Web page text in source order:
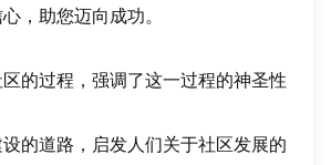
，助您迈向成功。
的过程，强调了这一过程的神圣性
的道路，启发人们关于社区发展的